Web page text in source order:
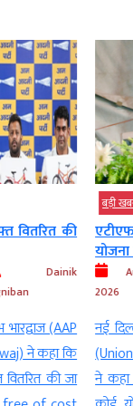
वितरित की
Dainik
(AAP
ने कहा कि
की जा
बड़ी खबर
योजना
2026
नई
ने कहा